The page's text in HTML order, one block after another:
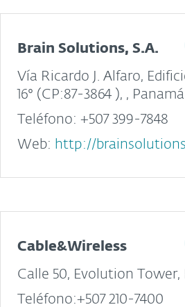
Brain Solutions, S.A.
Vía Ricardo J. Alfaro,
16° (CP:87-3864 ), , Panamá
Teléfono: +507 399-7848
Web: http://
Cable&Wireless
Calle 50, Evolution Tower,
Teléfono:+507 210-7400